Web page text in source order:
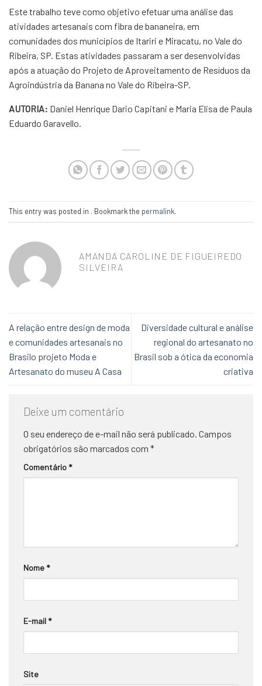
Este trabalho teve como objetivo efetuar uma análise das
atividades artesanais com fibra de bananeira, em
comunidades dos municípios de Itariri e Miracatu, no Vale do
Ribeira, SP. Estas atividades passaram a ser desenvolvidas
após a atuação do Projeto de Aproveitamento de Resíduos da
Agroindústria da Banana no Vale do Ribeira-SP.
AUTORIA: Daniel Henrique Dario Capitani e Maria Elisa de Paula
Eduardo Garavello.
This entry was posted in . Bookmark the permalink.
AMANDA CAROLINE DE FIGUEIREDO
SILVEIRA
A relação entre design de moda
e comunidades artesanais no
Brasilo projeto Moda e
Artesanato do museu A Casa
Diversidade cultural e análise
regional do artesanato no
Brasil sob a ótica da economia
criativa
Deixe um comentário
O seu endereço de e-mail não será publicado. Campos
obrigatórios são marcados com *
Comentário *
Nome *
E-mail *
Site